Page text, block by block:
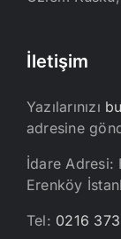
İletişim
Yazılarınızı
adresine
İdare Adresi:
Erenköy
Tel: 0216